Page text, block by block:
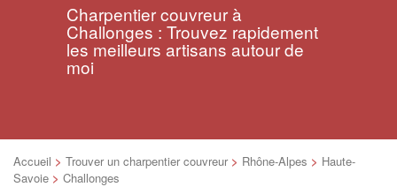
Charpentier couvreur à
Challonges : Trouvez rapidement
les meilleurs artisans autour de
moi
Accueil > Trouver un charpentier couvreur > Rhône-Alpes > Haute-
Savoie > Challonges